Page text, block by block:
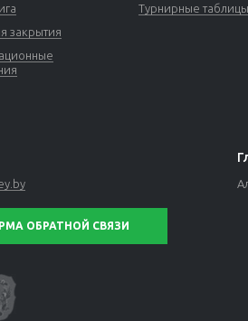
закрытия
Турнирные таблицы
ОБРАТНОЙ СВЯЗИ